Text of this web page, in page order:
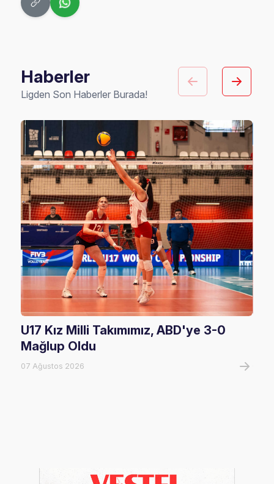
Haberler
Ligden Son Haberler Burada!
U17 Kız Milli Takımımız, ABD'ye 3-0
Mağlup Oldu
07 Ağustos 2026